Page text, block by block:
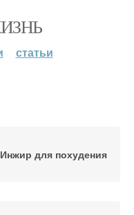
статьи
Инжир для похудения